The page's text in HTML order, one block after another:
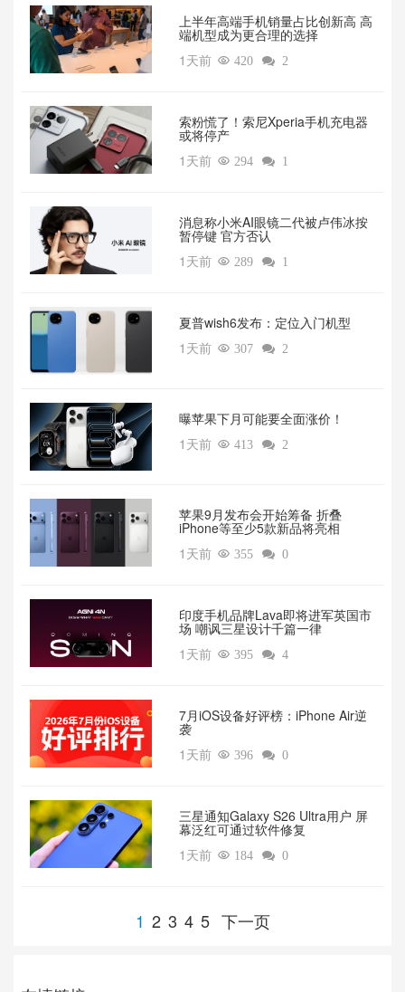
上半年高端手机销量占比创新高 高
端机型成为更合理的选择
1天前  420  2
索粉慌了！索尼Xperia手机充电器
或将停产
1天前  294  1
消息称小米AI眼镜二代被卢伟冰按
暂停键 官方否认
1天前  289  1
夏普wish6发布：定位入门机型
1天前  307  2
曝苹果下月可能要全面涨价！
1天前  413  2
苹果9月发布会开始筹备 折叠
iPhone等至少5款新品将亮相
1天前  355  0
印度手机品牌Lava即将进军英国市
场 嘲讽三星设计千篇一律
1天前  395  4
7月iOS设备好评榜：iPhone Air逆
袭
1天前  396  0
三星通知Galaxy S26 Ultra用户 屏
幕泛红可通过软件修复
1天前  184  0
1 2 3 4 5 下一页